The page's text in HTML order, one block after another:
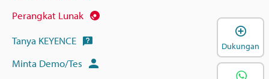
Perangkat Lunak
Tanya KEYENCE
Minta Demo/Tes
Dukungan